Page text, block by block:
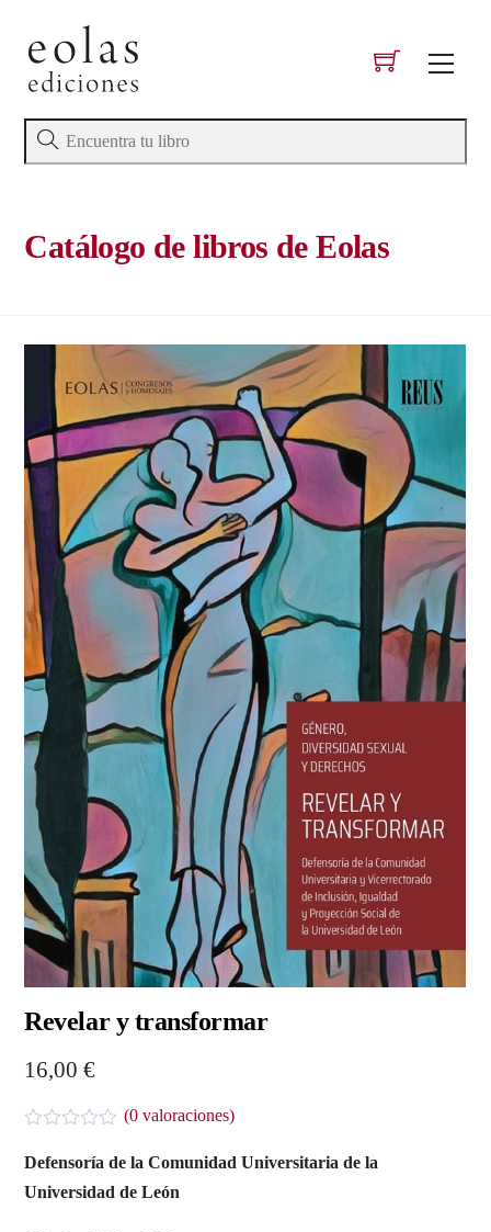
content
Catálogo de libros de Eolas
Revelar y transformar
16,00€
a
o
(0valoraciones)
Defensoría de la Comunidad Universitaria de la
Universidad de León